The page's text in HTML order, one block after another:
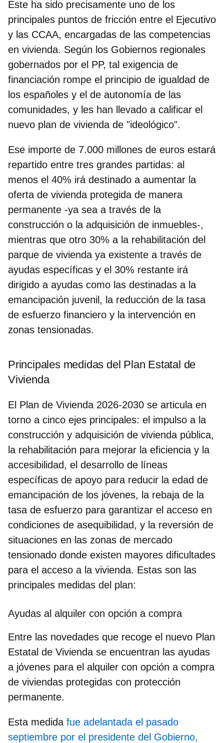
Este ha sido precisamente uno de los
principales puntos de fricción entre el Ejecutivo
y las CCAA, encargadas de las competencias
en vivienda. Según los Gobiernos regionales
gobernados por el PP, tal exigencia de
financiación rompe el principio de igualdad de
los españoles y el de autonomía de las
comunidades, y les han llevado a calificar el
nuevo plan de vivienda de "ideológico".
Ese importe de 7.000 millones de euros estará
repartido entre tres grandes partidas: al
menos el 40% irá destinado a aumentar la
oferta de vivienda protegida de manera
permanente -ya sea a través de la
construcción o la adquisición de inmuebles-,
mientras que otro 30% a la rehabilitación del
parque de vivienda ya existente a través de
ayudas específicas y el 30% restante irá
dirigido a ayudas como las destinadas a la
emancipación juvenil, la reducción de la tasa
de esfuerzo financiero y la intervención en
zonas tensionadas.
Principales medidas del Plan Estatal de
Vivienda
El Plan de Vivienda 2026-2030 se articula en
torno a cinco ejes principales: el impulso a la
construcción y adquisición de vivienda pública,
la rehabilitación para mejorar la eficiencia y la
accesibilidad, el desarrollo de líneas
específicas de apoyo para reducir la edad de
emancipación de los jóvenes, la rebaja de la
tasa de esfuerzo para garantizar el acceso en
condiciones de asequibilidad, y la reversión de
situaciones en las zonas de mercado
tensionado donde existen mayores dificultades
para el acceso a la vivienda. Estas son las
principales medidas del plan:
Ayudas al alquiler con opción a compra
Entre las novedades que recoge el nuevo Plan
Estatal de Vivienda se encuentran las ayudas
a jóvenes para el alquiler con opción a compra
de viviendas protegidas con protección
permanente.
Esta medida fue adelantada el pasado
septiembre por el presidente del Gobierno,